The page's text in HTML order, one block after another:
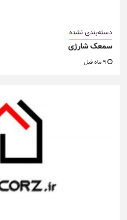
دسته‌بندی نشده
سمعک شارژی